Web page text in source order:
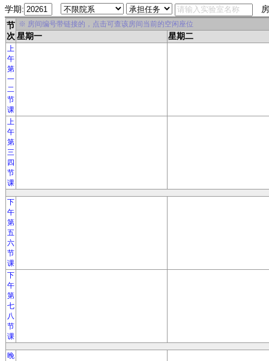
学期: 房
节
次
※ 房间编号带链接的，点击可查该房间当前的空闲座位
星期一 星期二
上
午
第
一
二
节
课
上
午
第
三
四
节
课
下
午
第
五
六
节
课
下
午
第
七
八
节
课
晚